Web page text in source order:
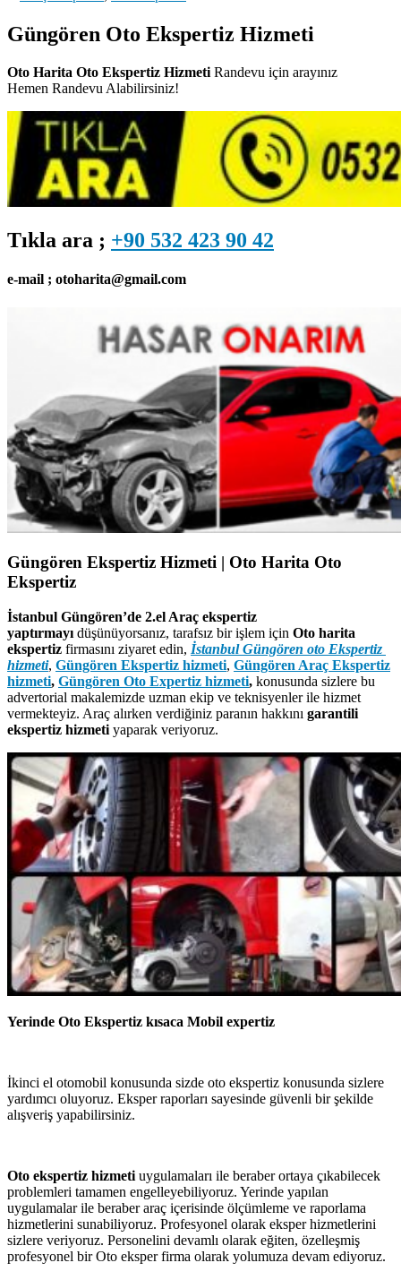
Güngören Oto Ekspertiz Hizmeti
Oto Harita Oto Ekspertiz Hizmeti Randevu için arayınız
Hemen Randevu Alabilirsiniz!
Tıkla ara ; +90 532 423 90 42
e-mail ; otoharita@gmail.com
Güngören Ekspertiz Hizmeti | Oto Harita Oto
Ekspertiz
İstanbul Güngören’de 2.el Araç ekspertiz
yaptırmayı düşünüyorsanız, tarafsız bir işlem için Oto harita
ekspertiz firmasını ziyaret edin, İstanbul Güngören oto Ekspertiz
hizmeti, Güngören Ekspertiz hizmeti, Güngören Araç Ekspertiz
hizmeti, Güngören Oto Expertiz hizmeti, konusunda sizlere bu
advertorial makalemizde uzman ekip ve teknisyenler ile hizmet
vermekteyiz. Araç alırken verdiğiniz paranın hakkını garantili
ekspertiz hizmeti yaparak veriyoruz.
Yerinde Oto Ekspertiz kısaca Mobil expertiz
İkinci el otomobil konusunda sizde oto ekspertiz konusunda sizlere
yardımcı oluyoruz. Eksper raporları sayesinde güvenli bir şekilde
alışveriş yapabilirsiniz.
Oto ekspertiz hizmeti uygulamaları ile beraber ortaya çıkabilecek
problemleri tamamen engelleyebiliyoruz. Yerinde yapılan
uygulamalar ile beraber araç içerisinde ölçümleme ve raporlama
hizmetlerini sunabiliyoruz. Profesyonel olarak eksper hizmetlerini
sizlere veriyoruz. Personelini devamlı olarak eğiten, özelleşmiş
profesyonel bir Oto eksper firma olarak yolumuza devam ediyoruz.